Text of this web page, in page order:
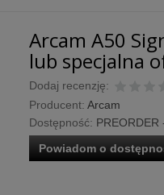
Arcam A50
lub specjalna
Dodaj recenzję:
Producent: Arcam
Dostępność:
Powiadom o